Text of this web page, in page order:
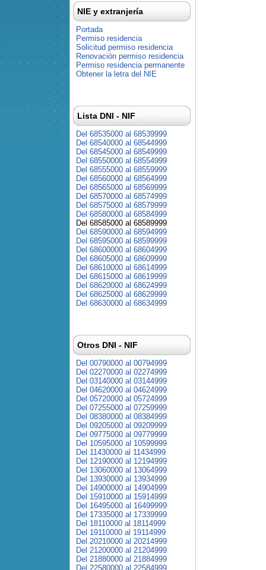
NIE y extranjería
Portada
Permiso residencia
Solicitud permiso residencia
Renovación permiso residencia
Permiso residencia permanente
Obtener la letra del NIE
Lista DNI - NIF
Del 68535000 al 68539999
Del 68540000 al 68544999
Del 68545000 al 68549999
Del 68550000 al 68554999
Del 68555000 al 68559999
Del 68560000 al 68564999
Del 68565000 al 68569999
Del 68570000 al 68574999
Del 68575000 al 68579999
Del 68580000 al 68584999
Del 68585000 al 68589999
Del 68590000 al 68594999
Del 68595000 al 68599999
Del 68600000 al 68604999
Del 68605000 al 68609999
Del 68610000 al 68614999
Del 68615000 al 68619999
Del 68620000 al 68624999
Del 68625000 al 68629999
Del 68630000 al 68634999
Otros DNI - NIF
Del 00790000 al 00794999
Del 02270000 al 02274999
Del 03140000 al 03144999
Del 04620000 al 04624999
Del 05720000 al 05724999
Del 07255000 al 07259999
Del 08380000 al 08384999
Del 09205000 al 09209999
Del 09775000 al 09779999
Del 10595000 al 10599999
Del 11430000 al 11434999
Del 12190000 al 12194999
Del 13060000 al 13064999
Del 13930000 al 13934999
Del 14900000 al 14904999
Del 15910000 al 15914999
Del 16495000 al 16499999
Del 17335000 al 17339999
Del 18110000 al 18114999
Del 19110000 al 19114999
Del 20210000 al 20214999
Del 21200000 al 21204999
Del 21880000 al 21884999
Del 22580000 al 22584999